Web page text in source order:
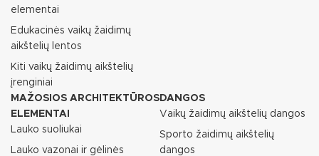
elementai
Edukacinės vaikų žaidimų
aikštelių lentos
Kiti vaikų žaidimų aikštelių
įrenginiai
MAŽOSIOS ARCHITEKTŪROS
ELEMENTAI
Lauko suoliukai
Lauko vazonai ir gėlinės
DANGOS
Vaikų žaidimų aikštelių dangos
Sporto žaidimų aikštelių
dangos